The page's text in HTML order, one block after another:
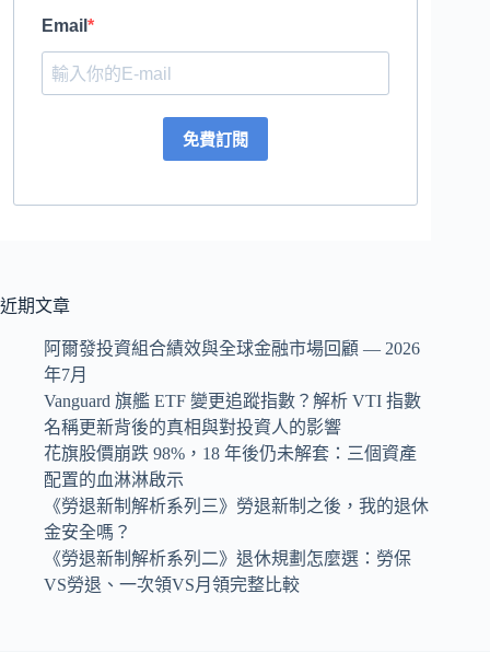
Email
免費訂閱
近期文章
阿爾發投資組合績效與全球金融市場回顧 — 2026
年7月
Vanguard 旗艦 ETF 變更追蹤指數？解析 VTI 指數
名稱更新背後的真相與對投資人的影響
花旗股價崩跌 98%，18 年後仍未解套：三個資產
配置的血淋淋啟示
《勞退新制解析系列三》勞退新制之後，我的退休
金安全嗎？
《勞退新制解析系列二》退休規劃怎麼選：勞保
VS勞退、一次領VS月領完整比較